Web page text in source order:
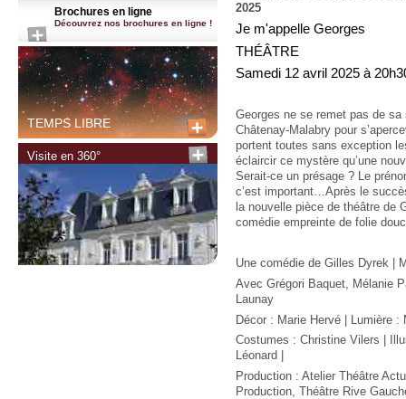
Brochures en ligne
Découvrez nos brochures en ligne !
TEMPS LIBRE
Visite en 360°
2025
Je m'appelle Georges
THÉÂTRE
Samedi 12 avril 2025 à
Georges ne se remet pas de
Châtenay-Malabry pour
portent toutes sans exception
éclaircir ce mystère qu’une
Serait-ce un présage ? Le
c’est important…Après le
la nouvelle pièce de théâtre de
comédie empreinte de folie
Une comédie de Gilles Dyrek |
Avec Grégori Baquet, Mélanie
Launay
Décor : Marie Hervé | Lumière
Costumes : Christine Vilers |
Léonard |
Production : Atelier Théâtre
Production, Théâtre Rive